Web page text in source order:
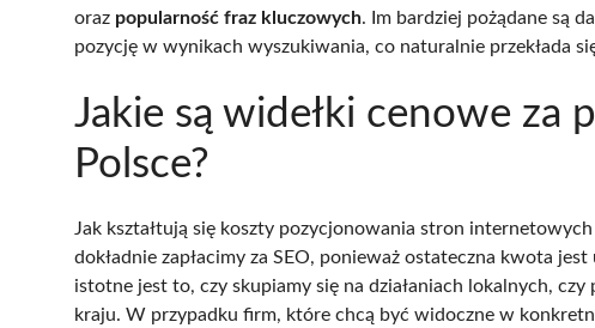
oraz popularność fraz kluczowych. Im bardziej pożądane są
pozycję w wynikach wyszukiwania, co naturalnie przekłada
Jakie są widełki cenowe za
Polsce?
Jak kształtują się koszty pozycjonowania stron
dokładnie zapłacimy za SEO, ponieważ ostateczna kwota
istotne jest to, czy skupiamy się na działaniach lokalnych,
kraju. W przypadku firm, które chcą być widoczne w